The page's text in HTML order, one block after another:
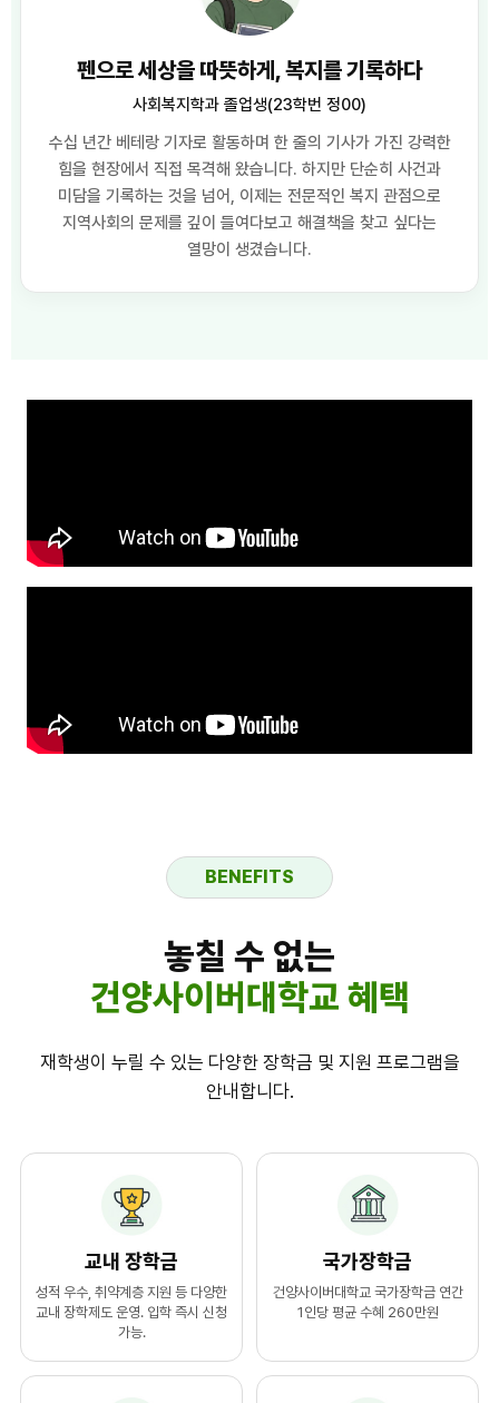
펜으로 세상을 따뜻하게, 복지를 기록하다
사회복지학과 졸업생(23학번 정00)
수십 년간 베테랑 기자로 활동하며 한 줄의 기사가 가진 강력한
힘을 현장에서 직접 목격해 왔습니다. 하지만 단순히 사건과
미담을 기록하는 것을 넘어, 이제는 전문적인 복지 관점으로
지역사회의 문제를 깊이 들여다보고 해결책을 찾고 싶다는
열망이 생겼습니다.
BENEFITS
놓칠 수 없는
건양사이버대학교 혜택
재학생이 누릴 수 있는 다양한 장학금 및 지원 프로그램을
안내합니다.
교내 장학금
성적 우수, 취약계층 지원 등 다양한
교내 장학제도 운영. 입학 즉시 신청
가능.
국가장학금
건양사이버대학교 국가장학금 연간
1인당 평균 수혜 260만원